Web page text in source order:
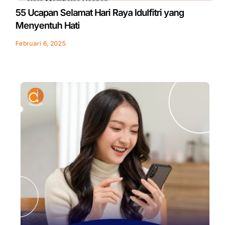
55 Ucapan Selamat Hari Raya Idulfitri yang
Menyentuh Hati
Februari 6, 2025